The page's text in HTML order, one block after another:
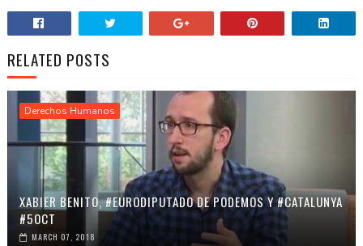
RELATED POSTS
Derechos Humanos
XABIER BENITO, #EURODIPUTADO DE PODEMOS Y #CATALUNYA
#5OCT
MARCH 07, 2018